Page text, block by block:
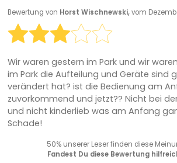
Bewertung von Horst Wischnewski,vom
Wir waren gestern im Park und wir
im Park die Aufteilung und Geräte sind
verändert hat? ist die Bedienung am
zuvorkommend und jetzt?? Nicht bei
und nicht kinderlieb was am Anfang
Schade!
50% unserer Leser finden diese
Fandest Du diese Bewertung